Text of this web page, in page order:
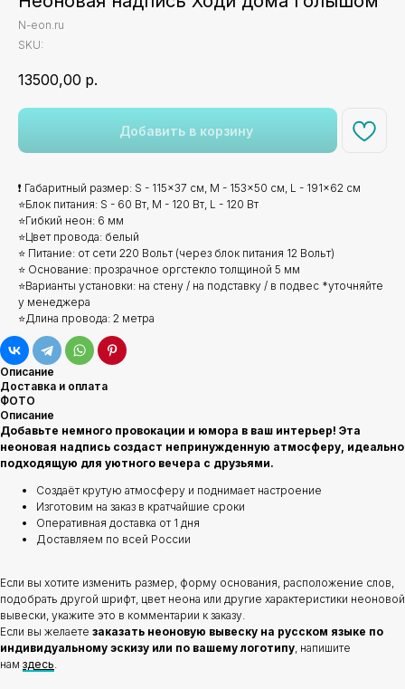
N-eon.ru
SKU:
13500,00 р.
Добавить в корзину
❗ Габаритный размер: S - 115x37 см, M - 153x50 см, L - 191x62 см
⭐Блок питания: S - 60 Вт, M - 120 Вт, L - 120 Вт
⭐Гибкий неон: 6 мм
⭐Цвет провода: белый
⭐ Питание: от сети 220 Вольт (через блок питания 12 Вольт)
⭐ Основание: прозрачное оргстекло толщиной 5 мм
⭐Варианты установки: на стену / на подставку / в подвес *уточняйте
у менеджера
⭐Длина провода: 2 метра
Описание
Доставка и оплата
ФОТО
Описание
Добавьте немного провокации и юмора в ваш интерьер! Эта
неоновая надпись создаст непринужденную атмосферу, идеально
подходящую для уютного вечера с друзьями.
Создаёт крутую атмосферу и поднимает настроение
Изготовим на заказ в кратчайшие сроки
Оперативная доставка от 1 дня
Доставляем по всей России
Если вы хотите изменить размер, форму основания, расположение слов,
подобрать другой шрифт, цвет неона или другие характеристики неоновой
вывески, укажите это в комментарии к заказу.
Если вы желаете заказать неоновую вывеску на русском языке по
индивидуальному эскизу или по вашему логотипу, напишите
нам здесь.